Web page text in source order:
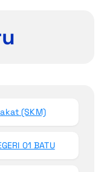
(SKM)
01 BATU